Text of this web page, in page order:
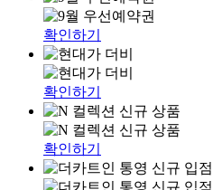
확인하기
확인하기
확인하기